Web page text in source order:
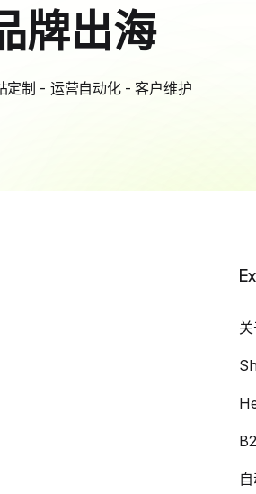
牌出海
定制 - 运营自动化 - 客户维护